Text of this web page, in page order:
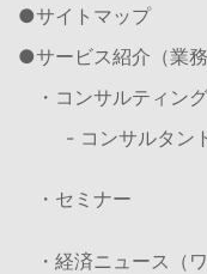
サイトマップ
サービス紹介（業務
・コンサルティング
- コンサルタン
・セミナー
・経済ニュース（